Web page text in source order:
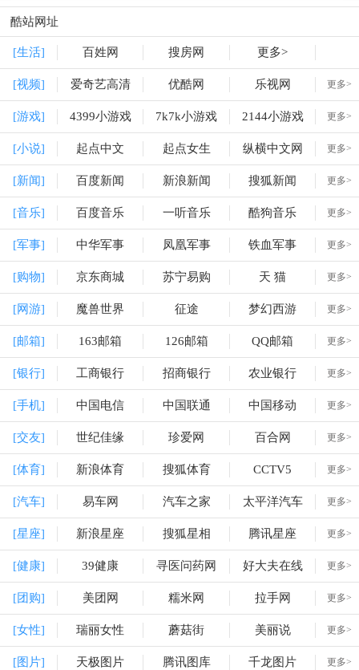
酷站网址
[生活] 百姓网 搜房网 更多>
[视频] 爱奇艺高清 优酷网 乐视网 更多>
[游戏] 4399小游戏 7k7k小游戏 2144小游戏 更多>
[小说] 起点中文 起点女生 纵横中文网 更多>
[新闻] 百度新闻 新浪新闻 搜狐新闻 更多>
[音乐] 百度音乐 一听音乐 酷狗音乐 更多>
[军事] 中华军事 凤凰军事 铁血军事 更多>
[购物] 京东商城 苏宁易购 天 猫 更多>
[网游] 魔兽世界 征途 梦幻西游 更多>
[邮箱] 163邮箱 126邮箱 QQ邮箱 更多>
[银行] 工商银行 招商银行 农业银行 更多>
[手机] 中国电信 中国联通 中国移动 更多>
[交友] 世纪佳缘 珍爱网 百合网 更多>
[体育] 新浪体育 搜狐体育 CCTV5 更多>
[汽车] 易车网 汽车之家 太平洋汽车 更多>
[星座] 新浪星座 搜狐星相 腾讯星座 更多>
[健康] 39健康 寻医问药网 好大夫在线 更多>
[团购] 美团网 糯米网 拉手网 更多>
[女性] 瑞丽女性 蘑菇街 美丽说 更多>
[图片] 天极图片 腾讯图库 千龙图片 更多>